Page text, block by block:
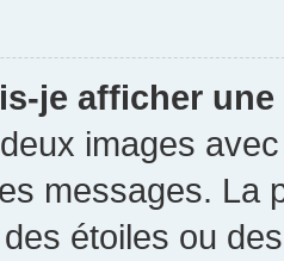
je afficher
images
messages. La
étoiles ou